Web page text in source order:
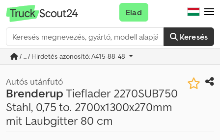
Keresés
Elad
/ ... / Hirdetés azonosító: A415-88-48
Autós utánfutó
BrenderupTieflader 2270SUB750
Stahl, 0,75 to. 2700x1300x270mm
mit Laubgitter 80 cm